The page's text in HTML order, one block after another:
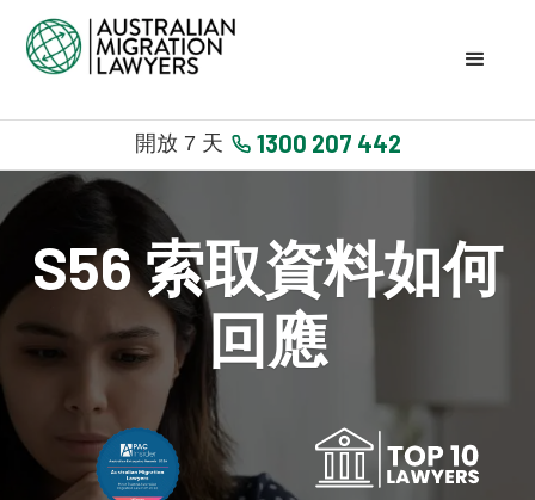
開放 7 天 1300 207 442
S56 索取資料如何
回應